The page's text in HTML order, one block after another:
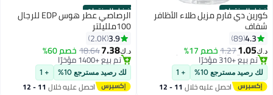
أفضل المنتجات
كورين دي فارم مزيل طلاء الأظافر
شفاف
4.3
89
د.ك‏1.05
1.27خصم 17%
#1 في مزيل طلاء الأظافر
تم بيع +310 مؤخرًا
#1 في مزيل طلاء الأظافر
لك رصيد مسترجع 10% + 1
احصل عليه خلال 11 - 12
أفضل المنتجات الرصاصي عطر هوس EDP للرجال
100ملليلتر
3.9
2.0K
د.ك‏7.38
18.64خصم 60%
#3 في عطور
أقل سعر في 7 يوم
بتخلّص بسرعة
تم بيع +1400 مؤخرًا
#3 في عطور
لك رصيد مسترجع 10% + 1
احصل عليه خلال 11 - 12